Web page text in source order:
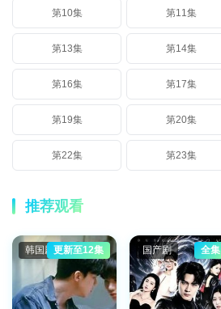
第10集 第11集
第13集 第14集
第16集 第17集
第19集 第20集
第22集 第23集
推荐观看
韩国剧更新至12集 国产剧 全集